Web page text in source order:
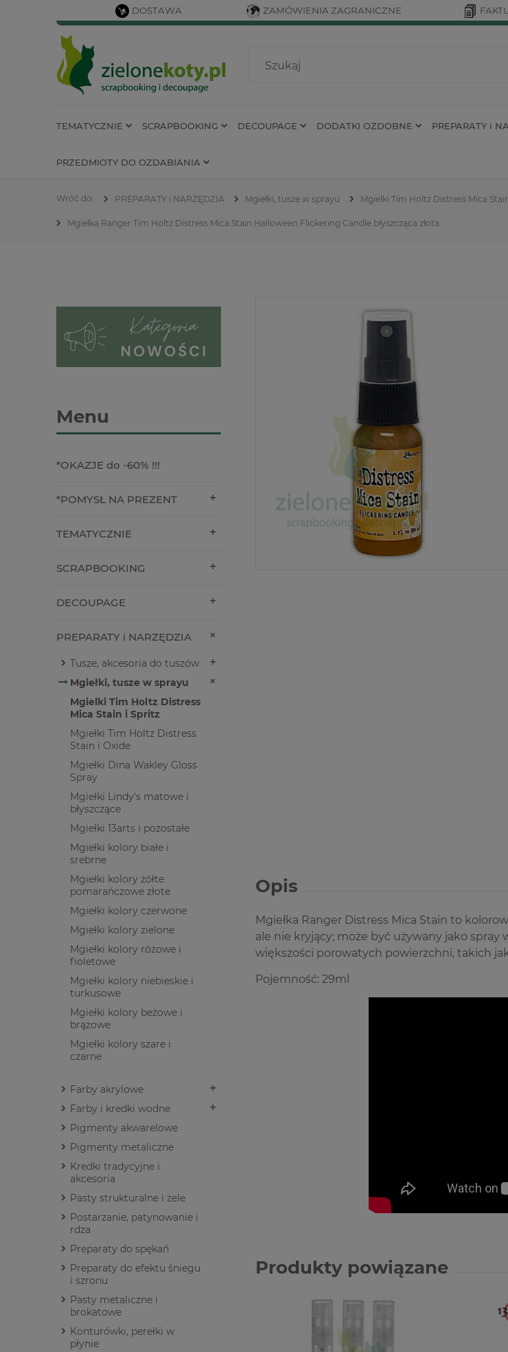
DOSTAWA ZAMÓWIENIA ZAGRANICZNE
TEMATYCZNIE SCRAPBOOKING DECOUPAGE DODATKI OZDOBNE PREPARATY i
PRZEDMIOTY DO OZDABIANIA
PREPARATY i NARZĘDZIA Mgiełki, tusze w sprayu Mgielki Tim Holtz Distress Mica
Mgiełka Ranger Tim Holtz Distress Mica Stain Halloween Flickering Candle błyszcząca złota
Menu
*OKAZJE do -60% !!!
*POMYSŁ NA PREZENT
TEMATYCZNIE
SCRAPBOOKING
DECOUPAGE
PREPARATY i NARZĘDZIA
Tusze, akcesoria do tuszów
Mgiełki, tusze w sprayu
Mgielki Tim Holtz Distress
Mica Stain i Spritz
Mgiełki Tim Holtz Distress
Stain i Oxide
Mgiełki Dina Wakley Gloss
Spray
Mgiełki Lindy's matowe i
błyszczące
Mgiełki 13arts i pozostałe
Mgiełki kolory białe i
srebrne
Mgiełki kolory żółte
pomarańczowe złote
Mgiełki kolory czerwone
Mgiełki kolory zielone
Mgiełki kolory różowe i
fioletowe
Mgiełki kolory niebieskie i
turkusowe
Mgiełki kolory beżowe i
brązowe
Mgiełki kolory szare i
czarne
Farby akrylowe
Farby i kredki wodne
Pigmenty akwarelowe
Pigmenty metaliczne
Kredki tradycyjne i
akcesoria
Pasty strukturalne i żele
Postarzanie, patynowanie i
rdza
Preparaty do spękań
Preparaty do efektu śniegu
i szronu
Pasty metaliczne i
brokatowe
Konturówki, perełki w
płynie
Opis
Mgiełka Ranger Distress Mica Stain to
ale nie kryjący; może być używany jako spray
większości porowatych powierzchni, takich
Pojemność: 29ml
Produkty powiązane